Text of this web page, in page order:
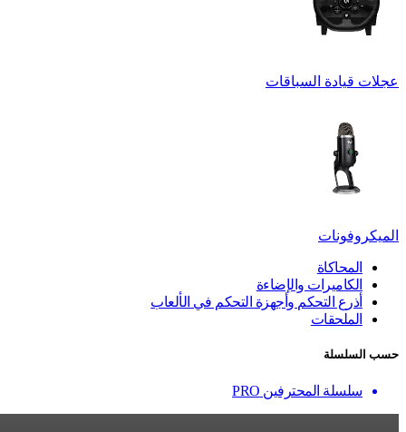
عجلات قيادة السباقات
الميكروفونات
المحاكاة
الكاميرات والإضاءة
أذرع التحكم وأجهزة التحكم في الألعاب
الملحقات
حسب السلسلة
سلسلة المحترفين PRO